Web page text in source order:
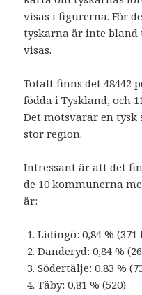
visas i figurerna. För
tyskarna är inte bland
visas.
Totalt finns det 48442
födda i Tyskland, och
Det motsvarar en tysk
stor region.
Intressant är att det
de 10 kommunerna
är:
Lidingö: 0,84 %
Danderyd: 0,84 %
Södertälje: 0,83 %
Täby: 0,81 % (520)